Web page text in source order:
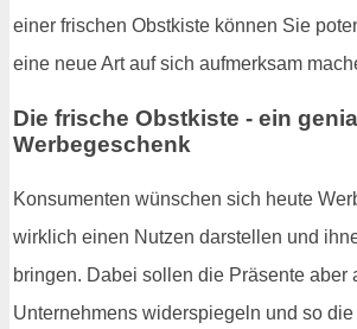
einer frischen Obstkiste können Sie
eine neue Art auf sich aufmerksam
Die frische Obstkiste - ein
Werbegeschenk
Konsumenten wünschen sich heute
wirklich einen Nutzen darstellen und
bringen. Dabei sollen die Präsente aber
Unternehmens widerspiegeln und so